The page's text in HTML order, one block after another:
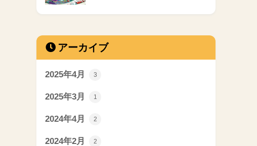
アーカイブ
2025年4月 3
2025年3月 1
2024年4月 2
2024年2月 2